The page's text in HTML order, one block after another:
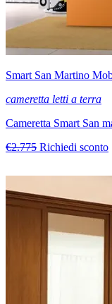
Smart San Martino
cameretta letti a terra
Cameretta Smart San
€2.775 Richiedi sconto